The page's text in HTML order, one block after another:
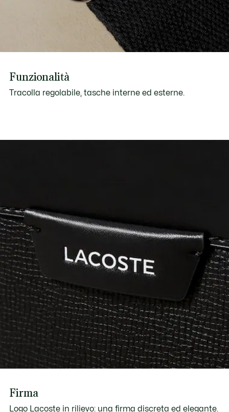
Funzionalità
Tracolla regolabile, tasche interne ed esterne.
Firma
Logo Lacoste in rilievo: una firma discreta ed elegante.